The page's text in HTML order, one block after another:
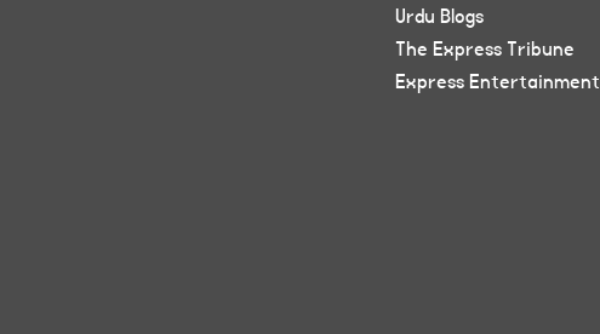
Urdu Blogs
The Express Tribune
Express Entertainment